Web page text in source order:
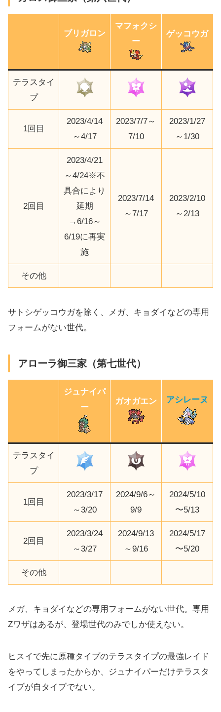
ブリガロン
マフォクシ
ー
ゲッコウガ
テラスタイ
プ
1回目
2023/4/14
～4/17
2023/7/7～
7/10
2023/1/27
～1/30
2回目
2023/4/21
～4/24※不
具合により
延期
→6/16～
6/19に再実
施
2023/7/14
～7/17
2023/2/10
～2/13
その他
サトシゲッコウガを除く、メガ、キョダイなどの専用
フォームがない世代。
アローラ御三家（第七世代）
ジュナイパ
ー
ガオガエン アシレーヌ
テラスタイ
プ
1回目
2023/3/17
～3/20
2024/9/6～
9/9
2024/5/10
〜5/13
2回目
2023/3/24
～3/27
2024/9/13
～9/16
2024/5/17
〜5/20
その他
メガ、キョダイなどの専用フォームがない世代。専用
Zワザはあるが、登場世代のみでしか使えない。
ヒスイで先に原種タイプのテラスタイプの最強レイド
をやってしまったからか、ジュナイパーだけテラスタ
イプが自タイプでない。